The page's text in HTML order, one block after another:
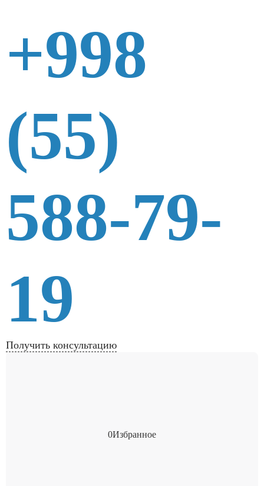
+998
(55)
588-79-
19
Получить консультацию
0Избранное